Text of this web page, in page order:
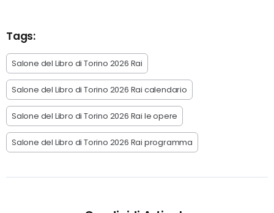
Tags:
Salone del Libro di Torino 2026 Rai
Salone del Libro di Torino 2026 Rai calendario
Salone del Libro di Torino 2026 Rai le opere
Salone del Libro di Torino 2026 Rai programma